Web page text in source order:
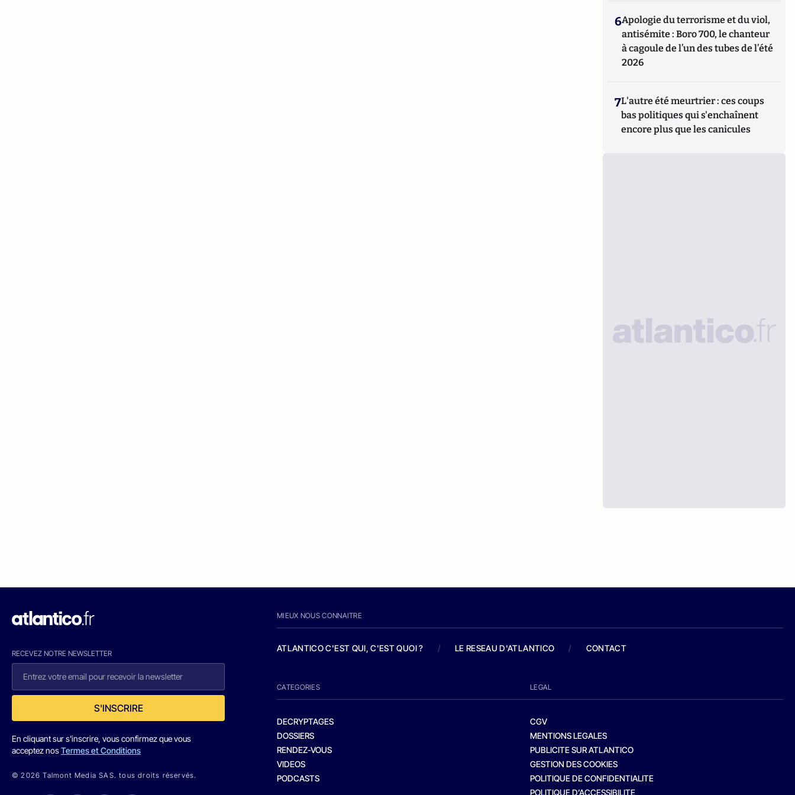
6Apologie du terrorisme et du viol,
antisémite : Boro 700, le chanteur
à cagoule de l’un des tubes de l’été
2026
7L'autre été meurtrier : ces coups
bas politiques qui s'enchaînent
encore plus que les canicules
RECEVEZ NOTRE NEWSLETTER
S'INSCRIRE
En cliquant sur s'inscrire, vous confirmez que vous
acceptez nosTermes et Conditions
© 2026 Talmont Media SAS. tous droits réservés.
MIEUX NOUS CONNAITRE
ATLANTICO C'EST QUI, C'EST QUOI ? / LE RESEAU D'ATLANTICO / CONTACT
CATEGORIES
DECRYPTAGES
DOSSIERS
RENDEZ-VOUS
VIDEOS
PODCASTS
LEGAL
CGV
MENTIONS LEGALES
PUBLICITE SUR ATLANTICO
GESTION DES COOKIES
POLITIQUE DE CONFIDENTIALITE
POLITIQUE D’ACCESSIBILITE